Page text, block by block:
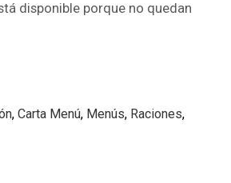
disponible porque no quedan
, Carta Menú, Menús, Raciones,